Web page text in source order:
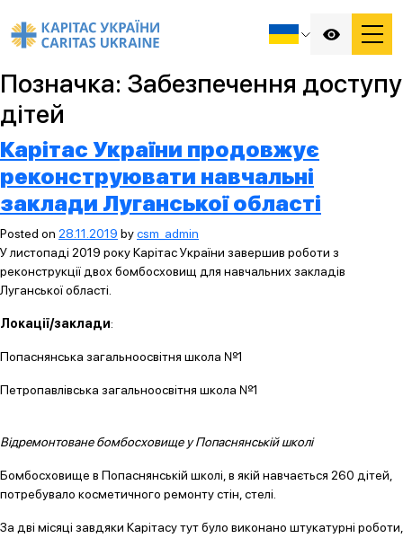
Позначка: Забезпечення доступу
дітей
Карітас України продовжує
реконструювати навчальні
заклади Луганської області
Posted on 28.11.2019 bycsm_admin
У листопаді 2019 року Карітас України завершив роботи з
реконструкції двох бомбосховищ для навчальних закладів
Луганської області.
Локації/заклади:
Попаснянська загальноосвітня школа №1
Петропавлівська загальноосвітня школа №1
Відремонтоване бомбосховище у Попаснянській школі
Бомбосховище в Попаснянській школі, в якій навчається 260 дітей,
потребувало косметичного ремонту стін, стелі.
За дві місяці завдяки Карітасу тут було виконано штукатурні роботи,